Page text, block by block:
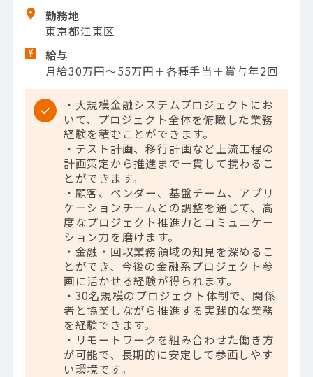
勤務地
東京都江東区
給与
月給30万円～55万円＋各種手当＋賞与年2回
・大規模金融システムプロジェクトにお
いて、プロジェクト全体を俯瞰した業務
経験を積むことができます。
・テスト計画、移行計画など上流工程の
計画策定から推進まで一貫して携わるこ
とができます。
・顧客、ベンダー、基盤チーム、アプリ
ケーションチームとの調整を通じて、高
度なプロジェクト推進力とコミュニケー
ション力を磨けます。
・金融・回収業務領域の知見を深めるこ
とができ、今後の金融系プロジェクト参
画に活かせる経験が得られます。
・30名規模のプロジェクト体制で、関係
者と協業しながら推進する実践的な業務
を経験できます。
・リモートワークを組み合わせた働き方
が可能で、長期的に安定して参画しやす
い環境です。